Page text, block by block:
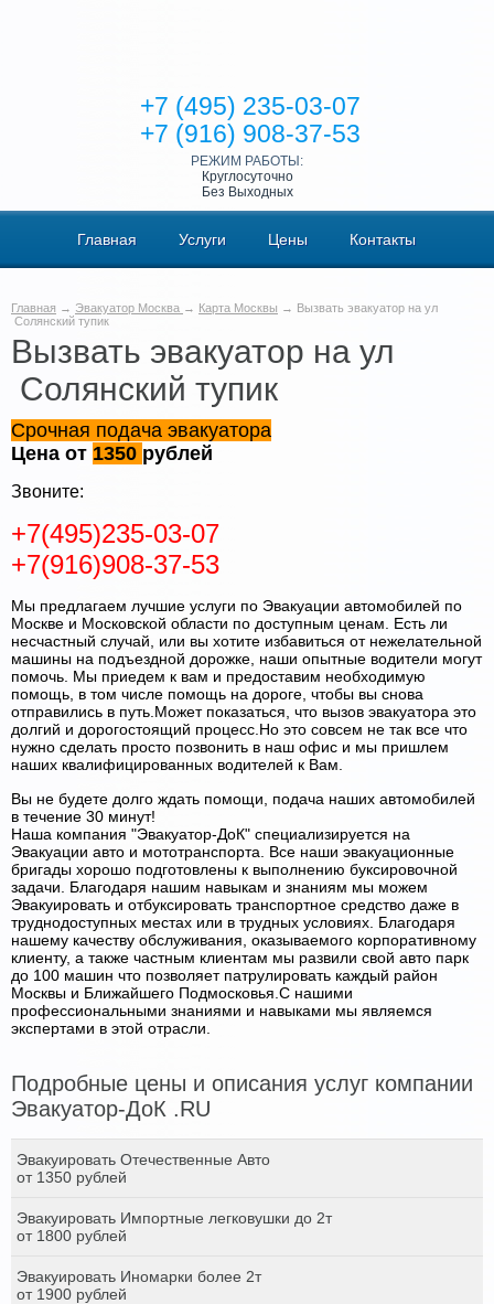
+7 (495) 235-03-07
+7 (916) 908-37-53
РЕЖИМ РАБОТЫ:
Круглосуточно
Без Выходных
Главная Услуги Цены Контакты
Главная → Эвакуатор Москва → Карта Москвы → Вызвать эвакуатор на ул
Солянский тупик
Вызвать эвакуатор на ул
Солянский тупик
Срочная подача эвакуатора
Цена от 1350 рублей
Звоните:
+7(495)235-03-07
+7(916)908-37-53
Мы предлагаем лучшие услуги по Эвакуации автомобилей по
Москве и Московской области по доступным ценам. Есть ли
несчастный случай, или вы хотите избавиться от нежелательной
машины на подъездной дорожке, наши опытные водители могут
помочь. Мы приедем к вам и предоставим необходимую
помощь, в том числе помощь на дороге, чтобы вы снова
отправились в путь.Может показаться, что вызов эвакуатора это
долгий и дорогостоящий процесс.Но это совсем не так все что
нужно сделать просто позвонить в наш офис и мы пришлем
наших квалифицированных водителей к Вам.
Вы не будете долго ждать помощи, подача наших автомобилей
в течение 30 минут!
Наша компания "Эвакуатор-ДоК" специализируется на
Эвакуации авто и мототранспорта. Все наши эвакуационные
бригады хорошо подготовлены к выполнению буксировочной
задачи. Благодаря нашим навыкам и знаниям мы можем
Эвакуировать и отбуксировать транспортное средство даже в
труднодоступных местах или в трудных условиях. Благодаря
нашему качеству обслуживания, оказываемого корпоративному
клиенту, а также частным клиентам мы развили свой авто парк
до 100 машин что позволяет патрулировать каждый район
Москвы и Ближайшего Подмосковья.С нашими
профессиональными знаниями и навыками мы являемся
экспертами в этой отрасли.
Подробные цены и описания услуг компании
Эвакуатор-ДоК .RU
Эвакуировать Отечественные Авто
от 1350 рублей
Эвакуировать Импортные легковушки до 2т
от 1800 рублей
Эвакуировать Иномарки более 2т
от 1900 рублей